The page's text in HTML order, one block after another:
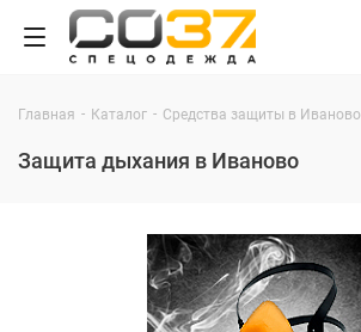
Главная - Каталог - Средства защиты в Иваново
Защита дыхания в Иваново